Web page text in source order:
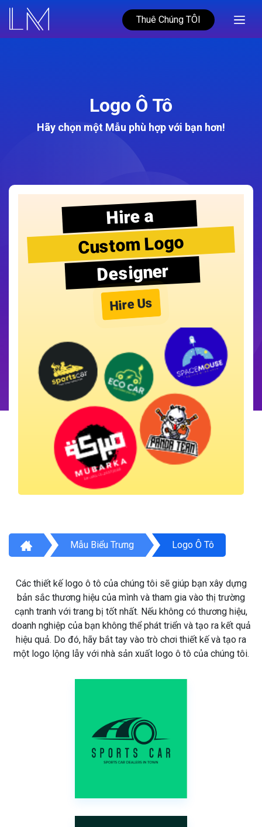
Thuê Chúng TÔI
Logo Ô Tô
Hãy chọn một Mẫu phù hợp với bạn hơn!
Hire a
Custom Logo
Designer
Hire Us
Mẫu Biểu Trưng Logo Ô Tô
Các thiết kế logo ô tô của chúng tôi sẽ giúp bạn xây dựng
bản sắc thương hiệu của mình và tham gia vào thị trường
cạnh tranh với trang bị tốt nhất. Nếu không có thương hiệu,
doanh nghiệp của bạn không thể phát triển và tạo ra kết quả
hiệu quả. Do đó, hãy bắt tay vào trò chơi thiết kế và tạo ra
một logo lộng lẫy với nhà sản xuất logo ô tô của chúng tôi.